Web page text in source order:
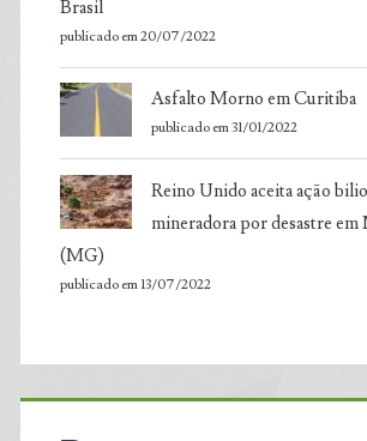
Brasil
publicado em 20/07/2022
Asfalto Morno em Curitiba
publicado em 31/01/2022
Reino Unido aceita ação
mineradora por desastre em
(MG)
publicado em 13/07/2022